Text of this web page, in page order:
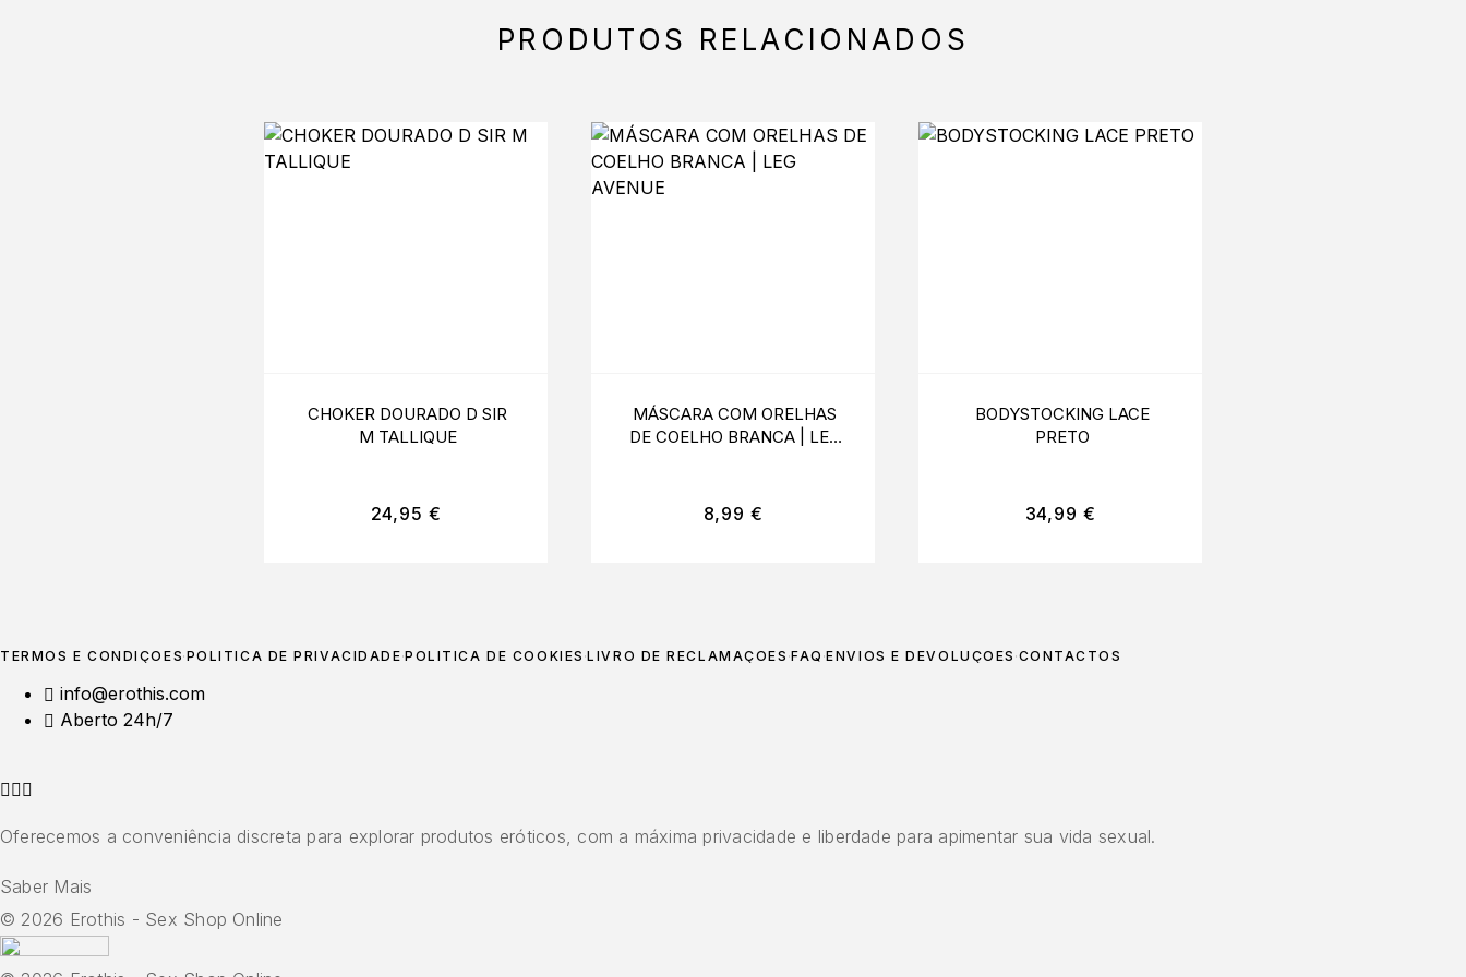
PRODUTOS RELACIONADOS
CHOKER DOURADO D SIR
M TALLIQUE
24,95 €
MÁSCARA COM ORELHAS
DE COELHO BRANCA | LEG
8,99 €
BODYSTOCKING LACE
PRETO
34,99 €
TERMOS E CONDIÇÕESPOLÍTICA DE PRIVACIDADE POLÍTICA DE COOKIES LIVRO DE RECLAMAÇÕES FAQ ENVIOS E DEVOLUÇÕES CONTACTOS
info@erothis.com
Aberto 24h/7
Oferecemos a conveniência discreta para explorar produtos eróticos, com a máxima privacidade e liberdade para apimentar sua vida sexual.
Saber Mais
© 2026 Erothis - Sex Shop Online